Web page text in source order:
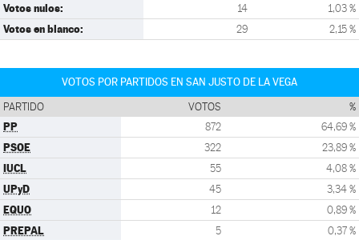
Votos nulos: 14 1,03 %
Votos en blanco: 29 2,15 %
VOTOS POR PARTIDOS EN SAN JUSTO DE LA VEGA
PARTIDO VOTOS %
PP 872 64,69 %
PSOE 322 23,89 %
IUCL 55 4,08 %
UPyD 45 3,34 %
EQUO 12 0,89 %
PREPAL 5 0,37 %